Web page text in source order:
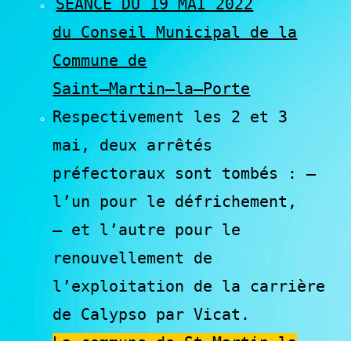
SÉANCE DU 19 MAI 2022
du ConseilMunicipal de la
Commune de
Saint–Martin–la–Porte
Respectivement les 2 et 3
mai, deux arrêtés
préfectoraux sont tombés :
–
l’un pour le défrichement,
– et l’autre pour le
renouvellement de
l’exploitation de la carrière
de Calypso par Vicat.